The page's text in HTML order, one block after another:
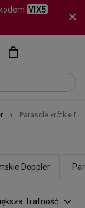
VIX5
Parasole krótkie
Doppler
Trafność